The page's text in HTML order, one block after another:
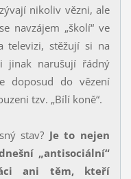
nikoliv vězni, ale
navzájem „školí“ ve
televizi, stěžují si na
jinak narušují řádný
doposud do vězení
tzv. „Bílí koně“.
stav? Je to nejen
„antisociální“
ani těm, kteří